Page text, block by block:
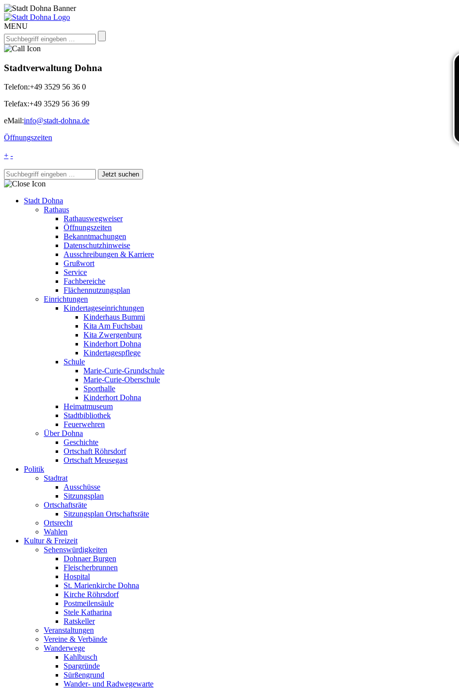
MENU
Stadtverwaltung Dohna
Telefon:+49 3529 56 36 0
Telefax:+49 3529 56 36 99
eMail:info@stadt-dohna.de
Öffnungszeiten
+ -
Stadt Dohna
Rathaus
Rathauswegweiser
Öffnungszeiten
Bekanntmachungen
Datenschutzhinweise
Ausschreibungen & Karriere
Grußwort
Service
Fachbereiche
Flächennutzungsplan
Einrichtungen
Kindertageseinrichtungen
Kinderhaus Bummi
Kita Am Fuchsbau
Kita Zwergenburg
Kinderhort Dohna
Kindertagespflege
Schule
Marie-Curie-Grundschule
Marie-Curie-Oberschule
Sporthalle
Kinderhort Dohna
Heimatmuseum
Stadtbibliothek
Feuerwehren
Über Dohna
Geschichte
Ortschaft Röhrsdorf
Ortschaft Meusegast
Politik
Stadtrat
Ausschüsse
Sitzungsplan
Ortschaftsräte
Sitzungsplan Ortschaftsräte
Ortsrecht
Wahlen
Kultur & Freizeit
Sehenswürdigkeiten
Dohnaer Burgen
Fleischerbrunnen
Hospital
St. Marienkirche Dohna
Kirche Röhrsdorf
Postmeilensäule
Stele Katharina
Ratskeller
Veranstaltungen
Vereine & Verbände
Wanderwege
Kahlbusch
Spargründe
Sürßengrund
Wander- und Radwegewarte